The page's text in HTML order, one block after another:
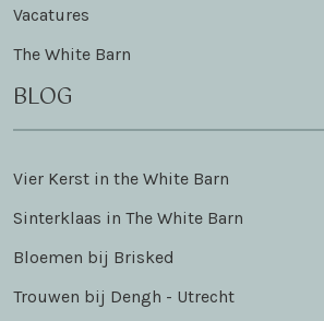
Vacatures
The White Barn
BLOG
Vier Kerst in the White Barn
Sinterklaas in The White Barn
Bloemen bij Brisked
Trouwen bij Dengh - Utrecht